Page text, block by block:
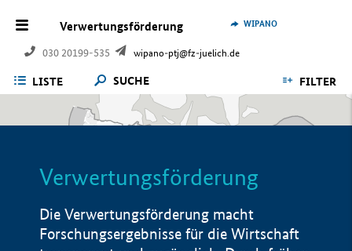
Verwertungsförderung
030 20199-535 wipano-ptj@fz-juelich.de
WIPANO
LISTE SUCHE FILTER
Verwertungsförderung
Die Verwertungsförderung macht
Forschungsergebnisse für die Wirtschaft